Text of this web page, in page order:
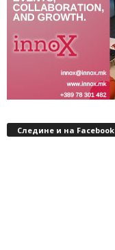
Следине и на Facebook